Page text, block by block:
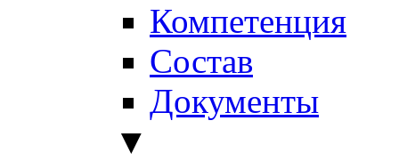
Компетенция
Состав
Документы
▼